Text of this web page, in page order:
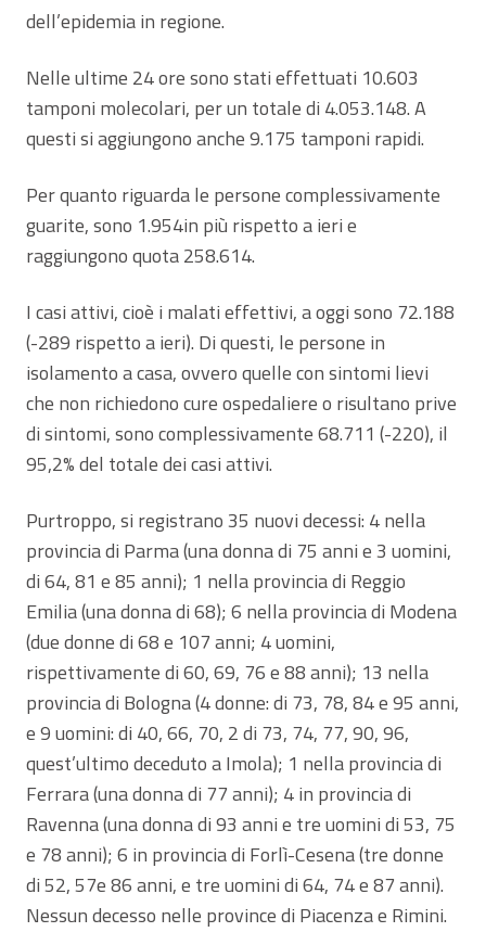
dell’epidemia in regione.
Nelle ultime 24 ore sono stati effettuati 10.603
tamponi molecolari, per un totale di 4.053.148. A
questi si aggiungono anche 9.175 tamponi rapidi.
Per quanto riguarda le persone complessivamente
guarite, sono 1.954in più rispetto a ieri e
raggiungono quota 258.614.
I casi attivi, cioè i malati effettivi, a oggi sono 72.188
(-289 rispetto a ieri). Di questi, le persone in
isolamento a casa, ovvero quelle con sintomi lievi
che non richiedono cure ospedaliere o risultano prive
di sintomi, sono complessivamente 68.711 (-220), il
95,2% del totale dei casi attivi.
Purtroppo, si registrano 35 nuovi decessi: 4 nella
provincia di Parma (una donna di 75 anni e 3 uomini,
di 64, 81 e 85 anni); 1 nella provincia di Reggio
Emilia (una donna di 68); 6 nella provincia di Modena
(due donne di 68 e 107 anni; 4 uomini,
rispettivamente di 60, 69, 76 e 88 anni); 13 nella
provincia di Bologna (4 donne: di 73, 78, 84 e 95 anni,
e 9 uomini: di 40, 66, 70, 2 di 73, 74, 77, 90, 96,
quest’ultimo deceduto a Imola); 1 nella provincia di
Ferrara (una donna di 77 anni); 4 in provincia di
Ravenna (una donna di 93 anni e tre uomini di 53, 75
e 78 anni); 6 in provincia di Forlì-Cesena (tre donne
di 52, 57e 86 anni, e tre uomini di 64, 74 e 87 anni).
Nessun decesso nelle province di Piacenza e Rimini.